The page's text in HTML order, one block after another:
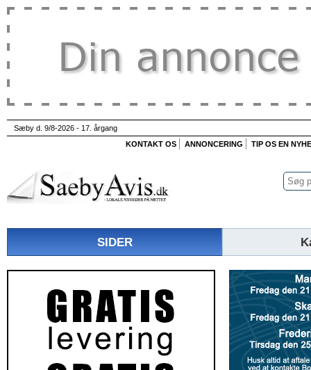
Sæby d. 9/8-2026 - 17. årgang
KONTAKT OS
ANNONCERING TIP OS EN
SIDER